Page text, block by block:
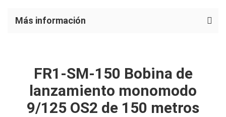
Más información
FR1-SM-150 Bobina de
lanzamiento monomodo
9/125 OS2 de 150 metros